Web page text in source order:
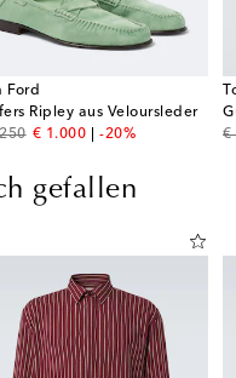
Ford
Ripley aus Veloursleder
price
€ 1.000
discount price
-20%
€
gefallen